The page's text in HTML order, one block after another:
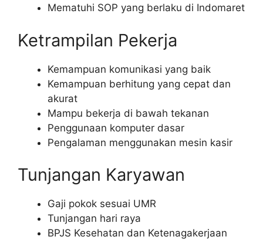
Mematuhi SOP yang berlaku di Indomaret
Ketrampilan Pekerja
Kemampuan komunikasi yang baik
Kemampuan berhitung yang cepat dan
akurat
Mampu bekerja di bawah tekanan
Penggunaan komputer dasar
Pengalaman menggunakan mesin kasir
Tunjangan Karyawan
Gaji pokok sesuai UMR
Tunjangan hari raya
BPJS Kesehatan dan Ketenagakerjaan